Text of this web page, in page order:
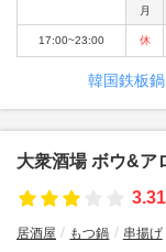
月
17:00~23:00 休
韓国鉄板
大衆酒場 ボウ&ア
3.31
居酒屋 もつ鍋 串揚げ